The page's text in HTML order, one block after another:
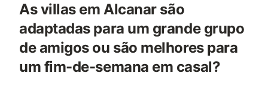
As villas em Alcanar são
adaptadas para um grande grupo
de amigos ou são melhores para
um fim-de-semana em casal?